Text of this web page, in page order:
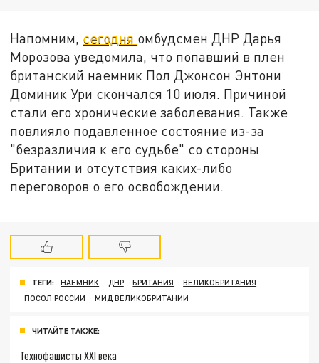
Напомним, сегодня омбудсмен ДНР Дарья
Морозова уведомила, что попавший в плен
британский наемник Пол Джонсон Энтони
Доминик Ури скончался 10 июля. Причиной
стали его хронические заболевания. Также
повлияло подавленное состояние из-за
"безразличия к его судьбе" со стороны
Британии и отсутствия каких-либо
переговоров о его освобождении.
ТЕГИ: НАЕМНИК ДНР БРИТАНИЯ
ВЕЛИКОБРИТАНИЯ
ПОСОЛ РОССИИ
МИД ВЕЛИКОБРИТАНИИ
ЧИТАЙТЕ ТАКЖЕ:
Технофашисты XXI века